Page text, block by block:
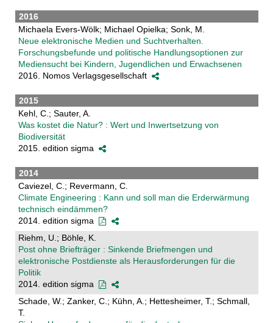
2016
Michaela Evers-Wölk; Michael Opielka; Sonk, M.
Neue elektronische Medien und Suchtverhalten.
Forschungsbefunde und politische Handlungsoptionen zur
Mediensucht bei Kindern, Jugendlichen und Erwachsenen
2016. Nomos Verlagsgesellschaft
2015
Kehl, C.; Sauter, A.
Was kostet die Natur? : Wert und Inwertsetzung von
Biodiversität
2015. edition sigma
2014
Caviezel, C.; Revermann, C.
Climate Engineering : Kann und soll man die Erderwärmung
technisch eindämmen?
2014. edition sigma
Riehm, U.; Böhle, K.
Post ohne Briefträger : Sinkende Briefmengen und
elektronische Postdienste als Herausforderungen für die
Politik
2014. edition sigma
Schade, W.; Zanker, C.; Kühn, A.; Hettesheimer, T.; Schmall,
T.